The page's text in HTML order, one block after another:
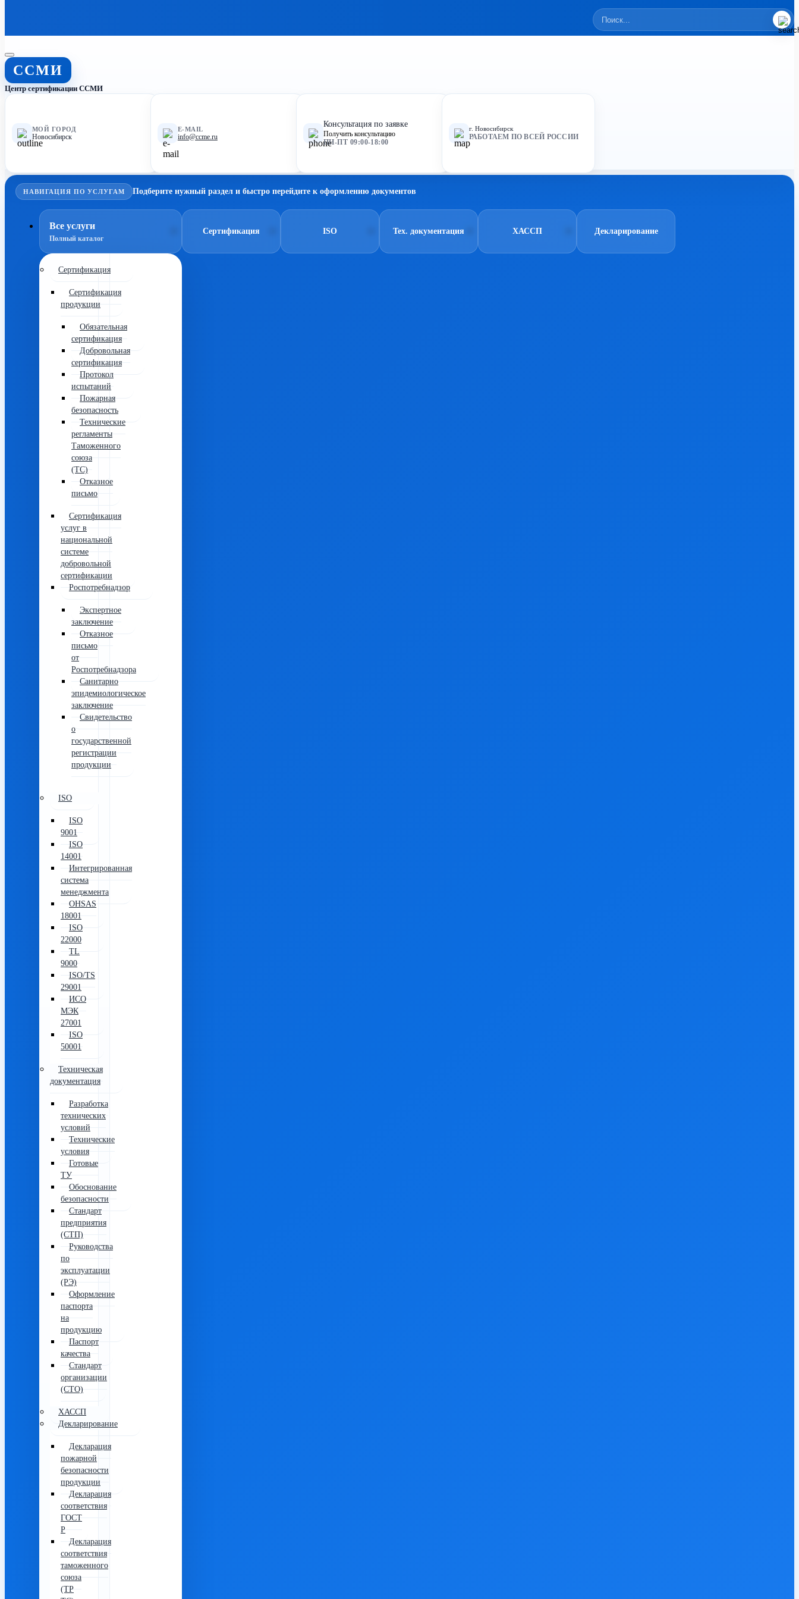
ССМИ
Центр сертификации ССМИ
МОЙ ГОРОД
Новосибирск
E-MAIL
info@ccme.ru
Консультация по заявке
Получить консультацию
ПН-ПТ 09:00-18:00
г. Новосибирск
РАБОТАЕМ ПО ВСЕЙ РОССИИ
НАВИГАЦИЯ ПО УСЛУГАМ Подберите нужный раздел и быстро перейдите к оформлению документов
Все услуги
Полный каталог
Сертификация
Сертификация
продукции
Обязательная
сертификация
Добровольная
сертификация
Протокол
испытаний
Пожарная
безопасность
Технические
регламенты
Таможенного
союза
(ТС)
Отказное
письмо
Сертификация
услуг в
национальной
системе
добровольной
сертификации
Роспотребнадзор
Экспертное
заключение
Отказное
письмо
от
Роспотребнадзора
Санитарно
эпидемиологическое
заключение
Свидетельство
о
государственной
регистрации
продукции
ISO
ISO
9001
ISO
14001
Интегрированная
система
менеджмента
OHSAS
18001
ISO
22000
TL
9000
ISO/TS
29001
ИСО
МЭК
27001
ISO
50001
Техническая
документация
Разработка
технических
условий
Технические
условия
Готовые
ТУ
Обоснование
безопасности
Стандарт
предприятия
(СТП)
Руководства
по
эксплуатации
(РЭ)
Оформление
паспорта
на
продукцию
Паспорт
качества
Стандарт
организации
(СТО)
ХАССП
Декларирование
Декларация
пожарной
безопасности
продукции
Декларация
соответствия
ГОСТ
Р
Декларация
соответствия
таможенного
союза
(ТР
Сертификация ISO Тех. документация ХАССП Декларирование